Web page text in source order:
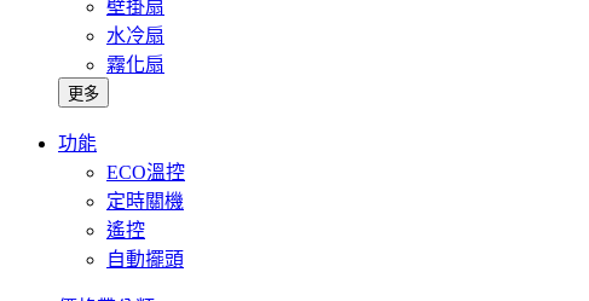
壁掛扇
水冷扇
霧化扇
更多
功能
ECO溫控
定時關機
遙控
自動擺頭